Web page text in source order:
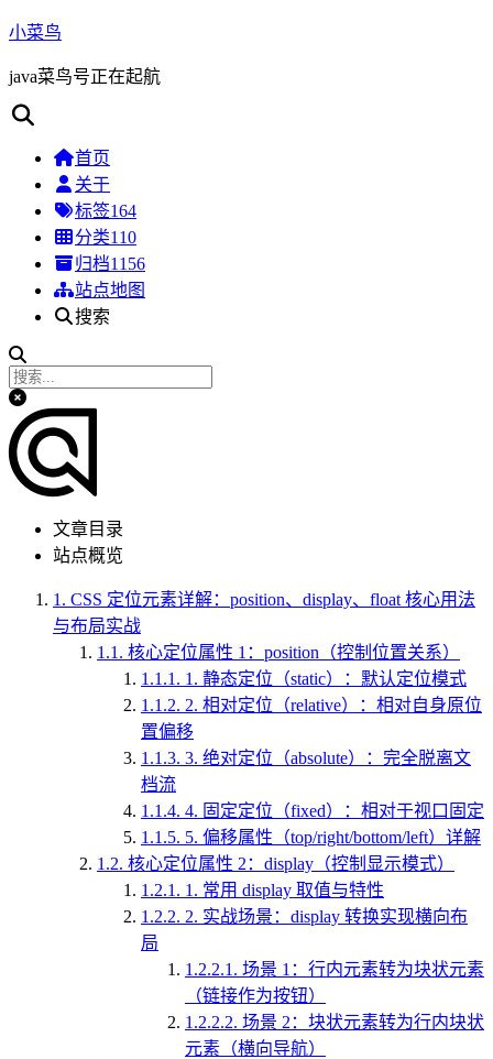
小菜鸟
java菜鸟号正在起航
首页
关于
标签164
分类110
归档1156
站点地图
搜索
文章目录
站点概览
1. CSS 定位元素详解：position、display、float 核心用法
与布局实战
1.1. 核心定位属性 1：position（控制位置关系）
1.1.1. 1. 静态定位（static）：默认定位模式
1.1.2. 2. 相对定位（relative）：相对自身原位
置偏移
1.1.3. 3. 绝对定位（absolute）：完全脱离文
档流
1.1.4. 4. 固定定位（fixed）：相对于视口固定
1.1.5. 5. 偏移属性（top/right/bottom/left）详解
1.2. 核心定位属性 2：display（控制显示模式）
1.2.1. 1. 常用 display 取值与特性
1.2.2. 2. 实战场景：display 转换实现横向布
局
1.2.2.1. 场景 1：行内元素转为块状元素
（链接作为按钮）
1.2.2.2. 场景 2：块状元素转为行内块状
元素（横向导航）